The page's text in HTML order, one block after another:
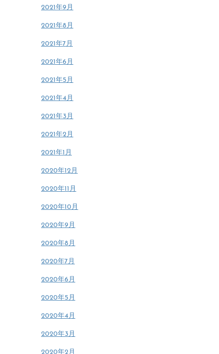
2021年9月
2021年8月
2021年7月
2021年6月
2021年5月
2021年4月
2021年3月
2021年2月
2021年1月
2020年12月
2020年11月
2020年10月
2020年9月
2020年8月
2020年7月
2020年6月
2020年5月
2020年4月
2020年3月
2020年2月